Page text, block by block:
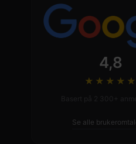
4,8
★★★★ ★
Se alle